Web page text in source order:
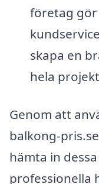
företag
skapa en
hela
Genom att
balkong-
hämta in
professionella